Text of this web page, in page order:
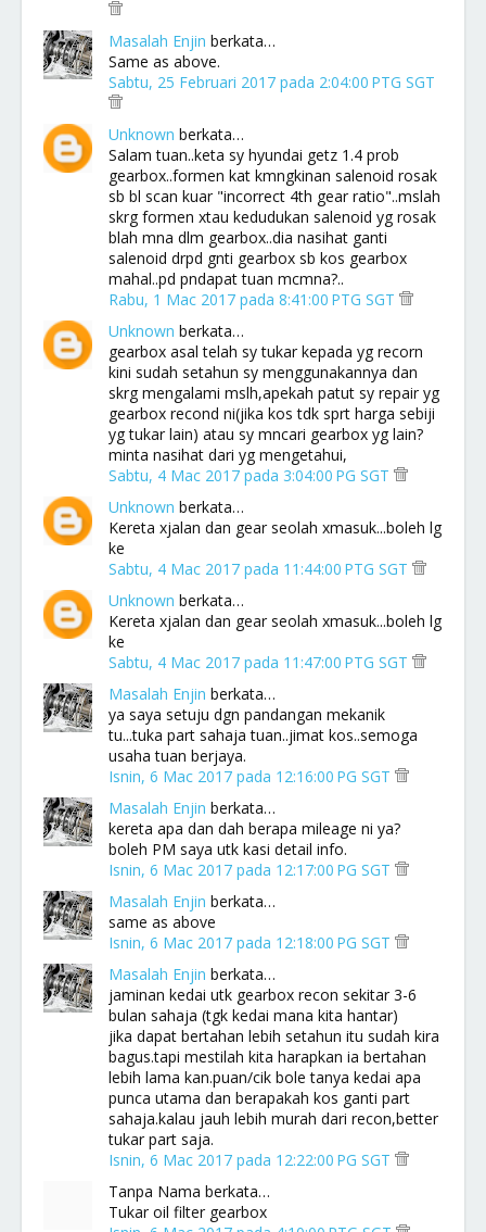
Masalah Enjin berkata…
Same as above.
Sabtu, 25 Februari 2017 pada 2:04:00 PTG SGT
Unknown berkata…
Salam tuan..keta sy hyundai getz 1.4 prob
gearbox..formen kat kmngkinan salenoid rosak
sb bl scan kuar "incorrect 4th gear ratio"..mslah
skrg formen xtau kedudukan salenoid yg rosak
blah mna dlm gearbox..dia nasihat ganti
salenoid drpd gnti gearbox sb kos gearbox
mahal..pd pndapat tuan mcmna?..
Rabu, 1 Mac 2017 pada 8:41:00 PTG SGT
Unknown berkata…
gearbox asal telah sy tukar kepada yg recorn
kini sudah setahun sy menggunakannya dan
skrg mengalami mslh,apekah patut sy repair yg
gearbox recond ni(jika kos tdk sprt harga sebiji
yg tukar lain) atau sy mncari gearbox yg lain?
minta nasihat dari yg mengetahui,
Sabtu, 4 Mac 2017 pada 3:04:00 PG SGT
Unknown berkata…
Kereta xjalan dan gear seolah xmasuk...boleh lg
ke
Sabtu, 4 Mac 2017 pada 11:44:00 PTG SGT
Unknown berkata…
Kereta xjalan dan gear seolah xmasuk...boleh lg
ke
Sabtu, 4 Mac 2017 pada 11:47:00 PTG SGT
Masalah Enjin berkata…
ya saya setuju dgn pandangan mekanik
tu...tuka part sahaja tuan..jimat kos..semoga
usaha tuan berjaya.
Isnin, 6 Mac 2017 pada 12:16:00 PG SGT
Masalah Enjin berkata…
kereta apa dan dah berapa mileage ni ya?
boleh PM saya utk kasi detail info.
Isnin, 6 Mac 2017 pada 12:17:00 PG SGT
Masalah Enjin berkata…
same as above
Isnin, 6 Mac 2017 pada 12:18:00 PG SGT
Masalah Enjin berkata…
jaminan kedai utk gearbox recon sekitar 3-6
bulan sahaja (tgk kedai mana kita hantar)
jika dapat bertahan lebih setahun itu sudah kira
bagus.tapi mestilah kita harapkan ia bertahan
lebih lama kan.puan/cik bole tanya kedai apa
punca utama dan berapakah kos ganti part
sahaja.kalau jauh lebih murah dari recon,better
tukar part saja.
Isnin, 6 Mac 2017 pada 12:22:00 PG SGT
Tanpa Nama berkata…
Tukar oil filter gearbox